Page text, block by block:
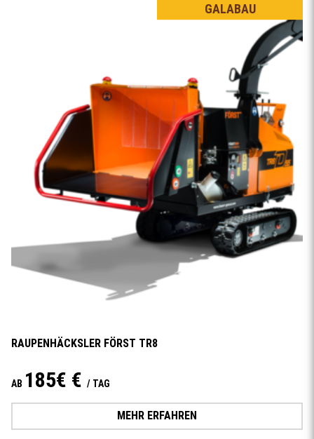
GALABAU
RAUPENHÄCKSLER FÖRST TR8
AB 185€ € / TAG
MEHR ERFAHREN